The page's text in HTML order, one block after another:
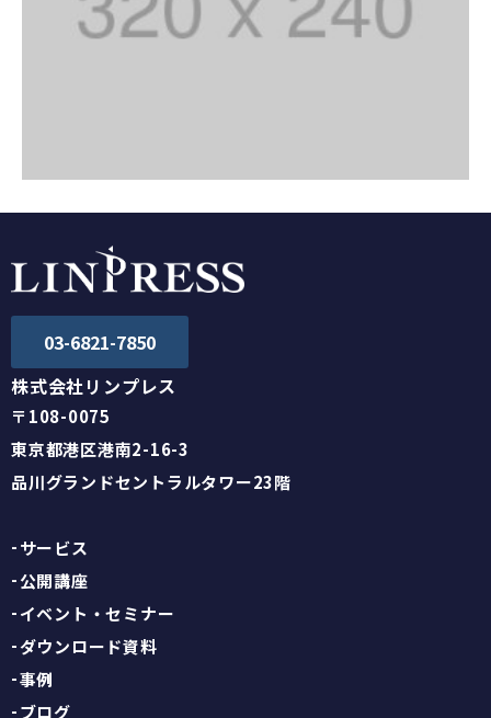
03-6821-7850
株式会社リンプレス
〒108-0075
東京都港区港南2-16-3
品川グランドセントラルタワー23階
サービス
公開講座
イベント・セミナー
ダウンロード資料
事例
ブログ